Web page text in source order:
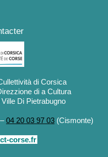
di Corsica
di a Cultura
Di Pietrabugno
04 20 03 97 03 (Cismonte)
corse.fr